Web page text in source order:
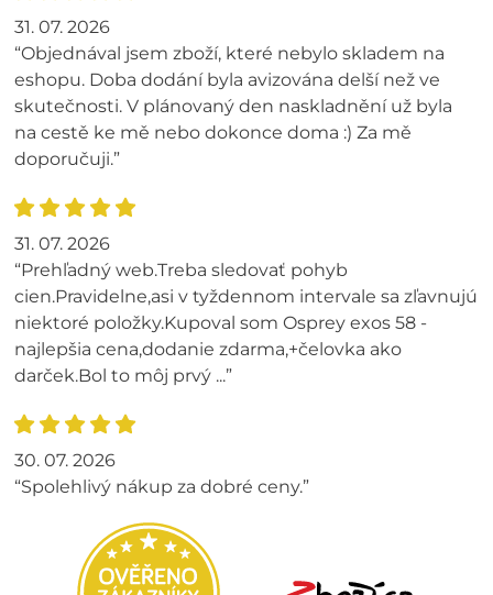
31. 07. 2026
“Objednával jsem zboží, které nebylo skladem na
eshopu. Doba dodání byla avizována delší než ve
skutečnosti. V plánovaný den naskladnění už byla
na cestě ke mě nebo dokonce doma :) Za mě
doporučuji.”
31. 07. 2026
“Prehľadný web.Treba sledovať pohyb
cien.Pravidelne,asi v tyždennom intervale sa zľavnujú
niektoré položky.Kupoval som Osprey exos 58 -
najlepšia cena,dodanie zdarma,+čelovka ako
darček.Bol to môj prvý ...”
30. 07. 2026
“Spolehlivý nákup za dobré ceny.”